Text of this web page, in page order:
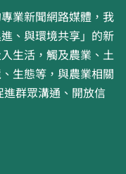
業新聞網路媒體，我
、與環境共享」的新
生活，觸及農業、土
生態等，與農業相關
群眾溝通、開放信